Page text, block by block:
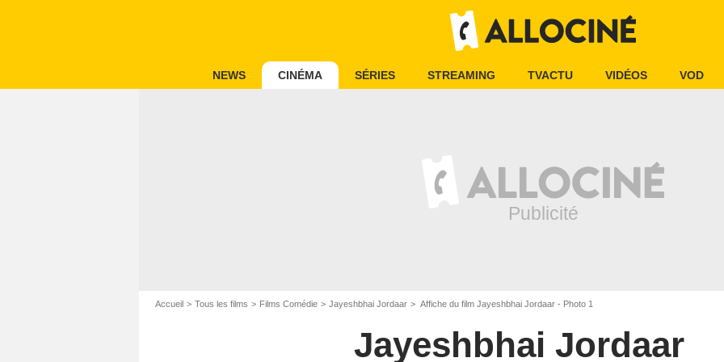
NEWS CINÉMA SÉRIES STREAMING TVACTU VIDÉOS VOD
Accueil Tous les films Films Comédie Jayeshbhai Jordaar Affiche du film Jayeshbhai Jordaar - Photo 1
Jayeshbhai Jordaar